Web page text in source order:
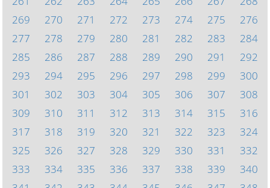
269
270 271 272 273 274 275
276
277
278 279 280 281 282 283
284
285
286 287 288 289 290 291
292
293
294 295 296 297 298 299
300
301
302 303 304 305 306 307
308
309
310 311 312 313 314 315
316
317
318 319 320 321 322 323
324
325
326 327 328 329 330 331
332
333
334 335 336 337 338 339
340